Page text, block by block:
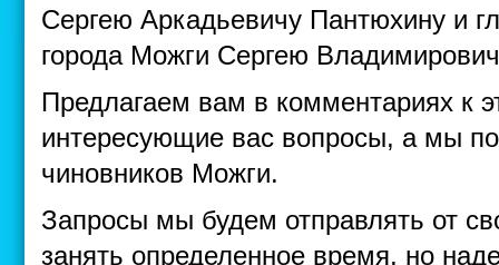
Сергею Аркадьевичу Пантюхину и
города Можги Сергею
Предлагаем вам в комментариях к
интересующие вас вопросы, а мы
чиновников Можги.
Запросы мы будем отправлять от
занять определенное время, но